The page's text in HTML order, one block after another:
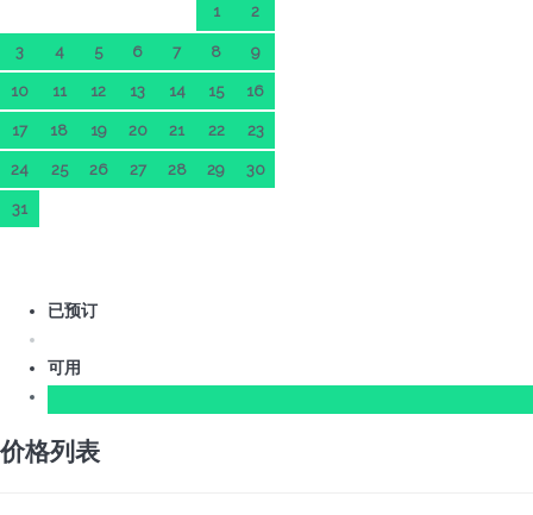
1 2
3 4 5 6 7 8 9
10 11 12 13 14 15 16
17 18 19 20 21 22 23
24 25 26 27 28 29 30
31
已预订
可用
价格列表